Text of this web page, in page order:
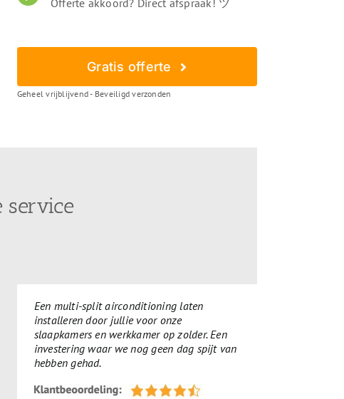
Offerte akkoord? Direct afspraak! ツ
Gratis offerte
Geheel vrijblijvend - Beveiligd verzonden
service
Een multi-split airconditioning laten
installeren door jullie voor onze
slaapkamers en werkkamer op zolder. Een
investering waar we nog geen dag spijt van
hebben gehad.